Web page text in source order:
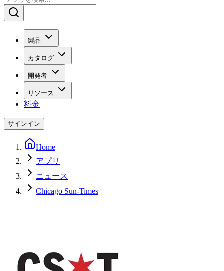
製品
カタログ
開発者
リソース
料金
サインイン
Home
アプリ
ニュース
Chicago Sun-Times